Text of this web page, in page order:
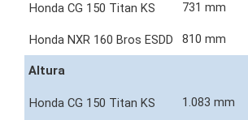
731 mm
810 mm
Altura
1.083 mm